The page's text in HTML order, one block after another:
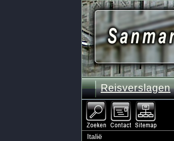
Reisverslagen
Italië